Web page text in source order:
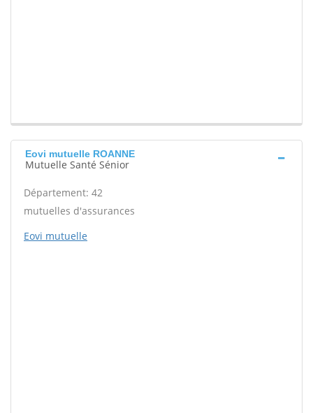
Eovi mutuelle ROANNE
Mutuelle Santé Sénior
Département: 42
mutuelles d'assurances
Eovi mutuelle